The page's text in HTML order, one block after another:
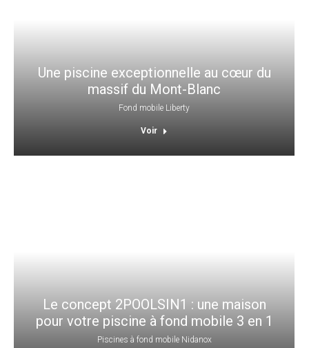
Une piscine exceptionnelle au cœur du
massif du Mont-Blanc
Fond mobile Liberty
Voir
Le concept 2POOLSIN1 : une maison
pour votre piscine à fond mobile 3 en 1
Piscines à fond mobile Nidanox